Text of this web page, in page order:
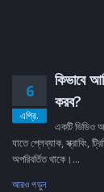
6
এপ্রি.
কিভাবে
করব?
একটি ভিডিও
যাতে প্লেব্যাক, স্ক্রাবিং,
অপরিবর্তিত থাকে।...
আরও পড়ুন